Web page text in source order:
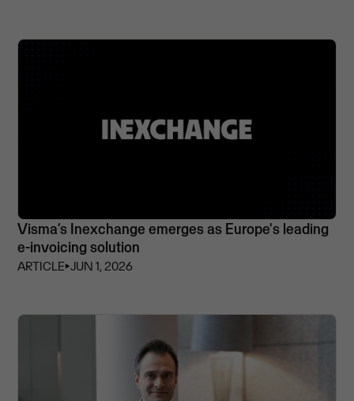
Visma’s Inexchange emerges as Europe's leading
e-invoicing solution
ARTICLE⏵JUN 1, 2026